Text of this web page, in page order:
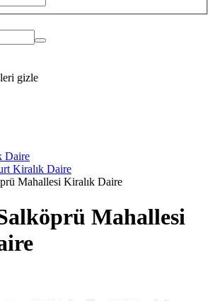
gizle
Daire
Kiralık Daire
Mahallesi Kiralık Daire
Mahallesi